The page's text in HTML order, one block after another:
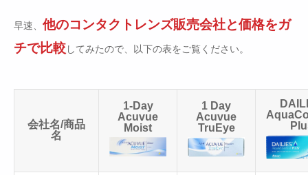
早速、 他のコンタクトレンズ販売会社と価格をガ
チで比較してみたので、以下の表をご覧ください。
会社名/商品
名
1-Day
Acuvue
Moist
1 Day
Acuvue
TruEye